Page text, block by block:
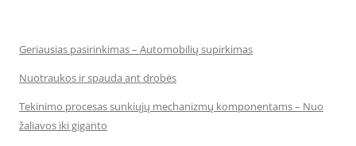
Geriausias pasirinkimas – Automobilių supirkimas
Nuotraukos ir spauda ant drobės
Tekinimo procesas sunkiųjų mechanizmų komponentams – Nuo
žaliavos iki giganto